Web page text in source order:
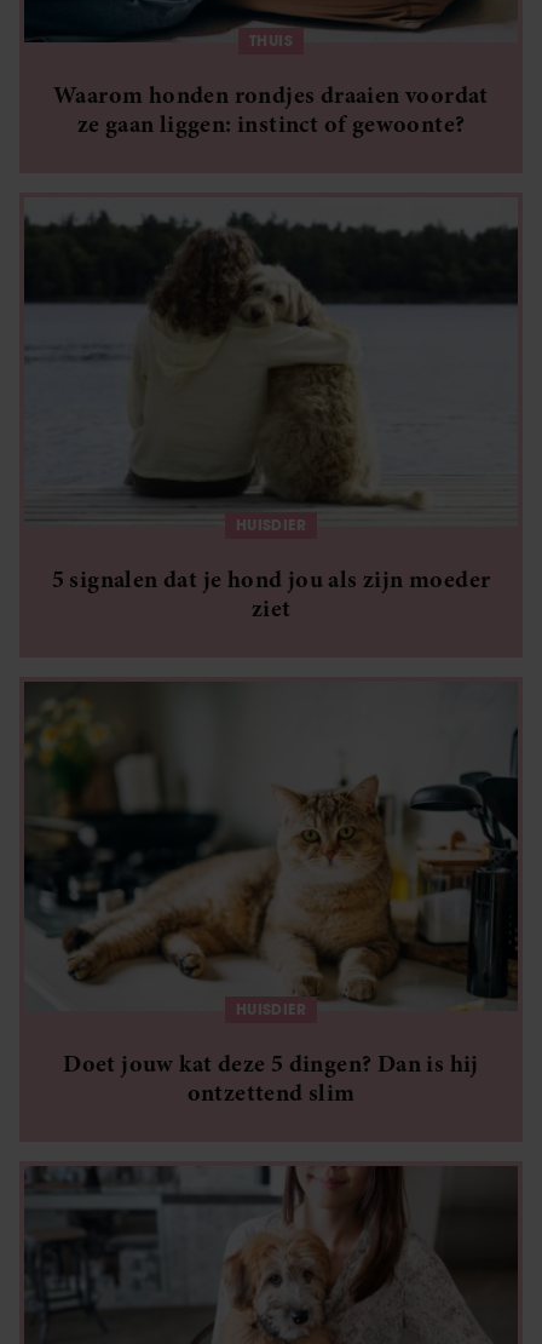
THUIS
Waarom honden rondjes draaien voordat
ze gaan liggen: instinct of gewoonte?
HUISDIER
5 signalen dat je hond jou als zijn moeder
ziet
HUISDIER
Doet jouw kat deze 5 dingen? Dan is hij
ontzettend slim